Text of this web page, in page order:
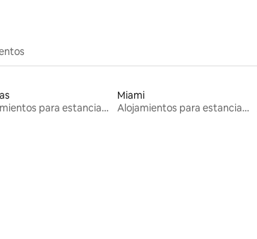
Alojamientos para estancias largas
Miami
Alojamientos para estancias largas